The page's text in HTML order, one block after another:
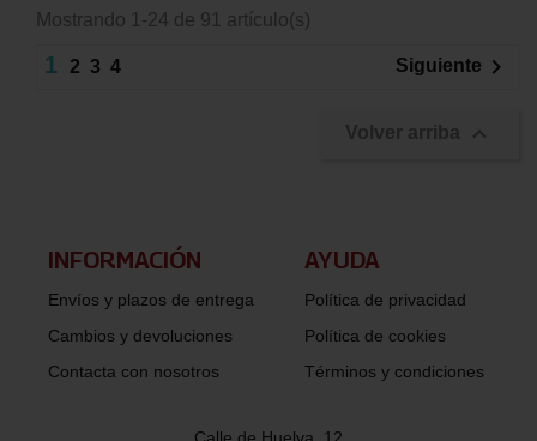
Mostrando 1-24 de 91 artículo(s)
1 2 3 4 Siguiente 
Volver arriba 
INFORMACIÓN​
Envíos y plazos de entrega
Cambios y devoluciones
Contacta con nosotros
AYUDA
Política de privacidad
Política de cookies
Términos y condiciones